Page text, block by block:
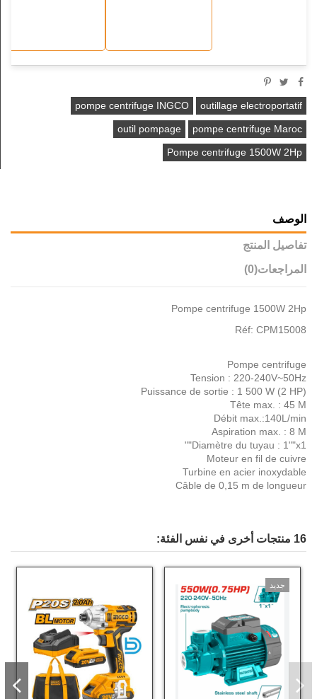
outillage electroportatif
pompe centrifuge INGCO
pompe centrifuge Maroc
outil pompage
Pompe centrifuge 1500W 2Hp
الوصف
تفاصيل المنتج
المراجعات(0)
Pompe centrifuge 1500W 2Hp
Réf: CPM15008
Pompe centrifuge
Tension : 220-240V~50Hz
Puissance de sortie : 1 500 W (2 HP)
Tête max. : 45 M
Débit max.:140L/min
Aspiration max. : 8 M
Diamètre du tuyau : 1""x1""
Moteur en fil de cuivre
Turbine en acier inoxydable
Câble de 0,15 m de longueur
16 منتجات أخرى في نفس الفئة:
جديد